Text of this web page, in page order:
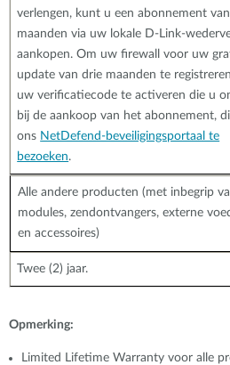
verlengen, kunt u een abonnement
maanden via uw lokale D-Link-
aankopen. Om uw firewall voor uw
update van drie maanden te
uw verificatiecode te activeren die u
bij de aankoop van het abonnement,
ons NetDefend-beveiligingsportaal te
bezoeken.
Alle andere producten (met inbegrip
modules, zendontvangers, externe
en accessoires)
Twee (2) jaar.
Opmerking:
Limited Lifetime Warranty voor alle